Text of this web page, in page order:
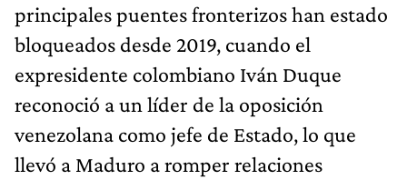
principales puentes fronterizos han estado
bloqueados desde 2019, cuando el
expresidente colombiano Iván Duque
reconoció a un líder de la oposición
venezolana como jefe de Estado, lo que
llevó a Maduro a romper relaciones